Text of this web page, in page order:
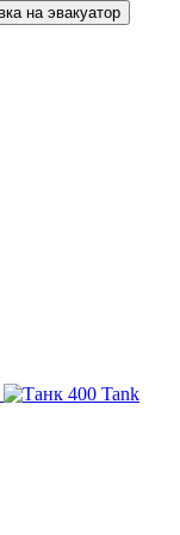
заявка на эвакуатор
Tank